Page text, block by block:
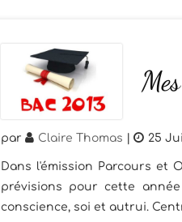
par Claire Thomas 25
Dans l'émission Parcours et
prévisions pour cette
conscience, soi et autrui.